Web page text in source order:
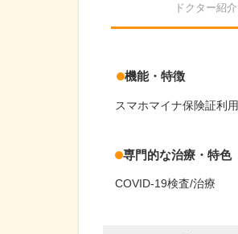
ドクター紹介
機能・特徴
スマホマイナ保険証利用
専門的な治療・特色
COVID-19検査/治療